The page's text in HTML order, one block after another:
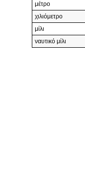
μέτρο
χιλιόμετρο
μίλι
ναυτικό μίλι